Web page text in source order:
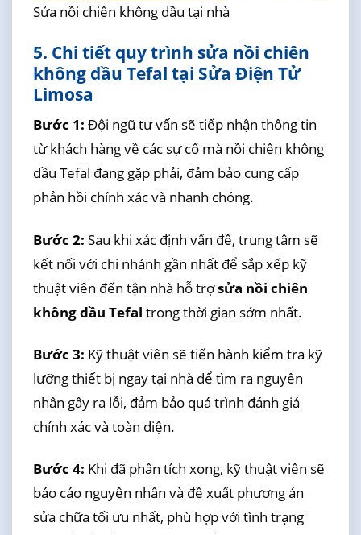
Sửa nồi chiên không dầu tại nhà
5. Chi tiết quy trình sửa nồi chiên
không dầu Tefal tại Sửa Điện Tử
Limosa
Bước 1: Đội ngũ tư vấn sẽ tiếp nhận thông tin
từ khách hàng về các sự cố mà nồi chiên không
dầu Tefal đang gặp phải, đảm bảo cung cấp
phản hồi chính xác và nhanh chóng.
Bước 2: Sau khi xác định vấn đề, trung tâm sẽ
kết nối với chi nhánh gần nhất để sắp xếp kỹ
thuật viên đến tận nhà hỗ trợsửa nồi chiên
không dầu Tefal trong thời gian sớm nhất.
Bước 3: Kỹ thuật viên sẽ tiến hành kiểm tra kỹ
lưỡng thiết bị ngay tại nhà để tìm ra nguyên
nhân gây ra lỗi, đảm bảo quá trình đánh giá
chính xác và toàn diện.
Bước 4: Khi đã phân tích xong, kỹ thuật viên sẽ
báo cáo nguyên nhân và đề xuất phương án
sửa chữa tối ưu nhất, phù hợp với tình trạng